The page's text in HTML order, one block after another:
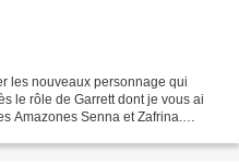
les nouveaux personnage qui
le rôle de Garrett dont je vous ai
Amazones Senna et Zafrina.